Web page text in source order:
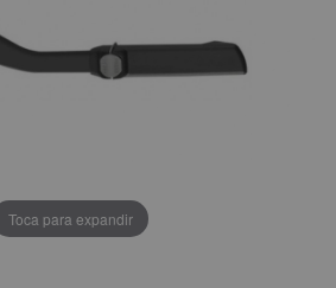
Toca para expandir